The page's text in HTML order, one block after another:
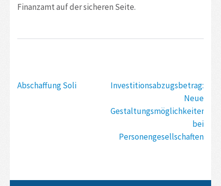
Finanzamt auf der sicheren Seite.
Beitragsnavigation
Abschaffung Soli
Investitionsabzugsbetrag:
Neue
Gestaltungsmöglichkeiten
bei
Personengesellschaften